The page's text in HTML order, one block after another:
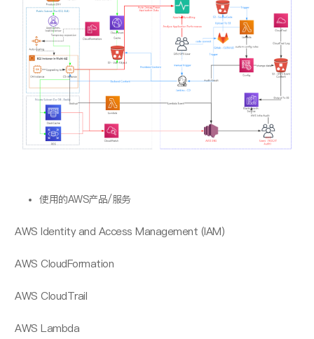
使用的AWS产品/服务
AWS Identity and Access Management (IAM)
AWS CloudFormation
AWS CloudTrail
AWS Lambda